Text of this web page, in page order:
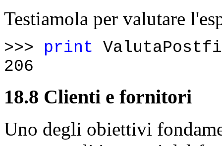
Testiamola per valutare
>>> print
206
18.8 Clienti e fornitori
Uno degli obiettivi